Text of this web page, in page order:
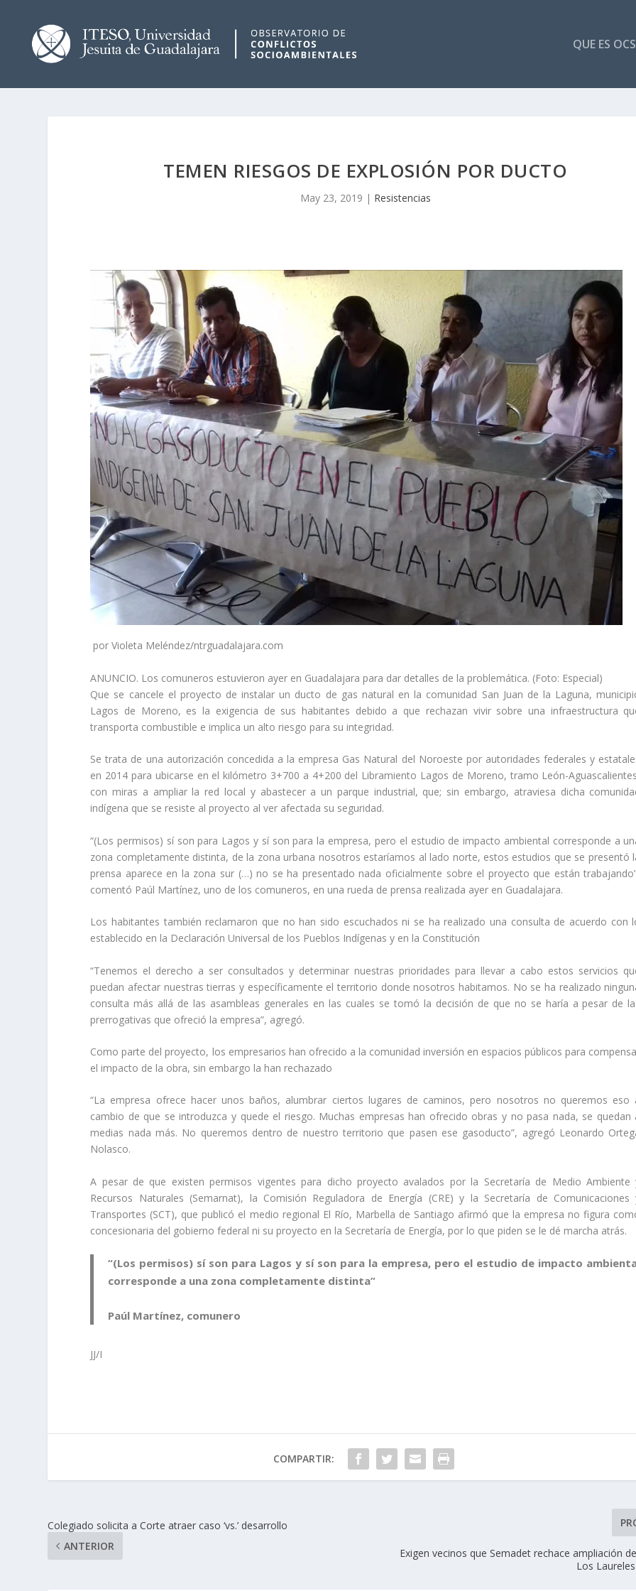
QUE ES
TEMEN RIESGOS DE EXPLOSIÓN POR DUCTO
May 23, 2019 | Resistencias
por Violeta Meléndez/ntrguadalajara.com
ANUNCIO. Los comuneros estuvieron ayer en Guadalajara para dar detalles de la problemática. (Foto: Especial)
Que se cancele el proyecto de instalar un ducto de gas natural en la comunidad San Juan de la Laguna,
Lagos de Moreno, es la exigencia de sus habitantes debido a que rechazan vivir sobre una infraestructura
transporta combustible e implica un alto riesgo para su integridad.
Se trata de una autorización concedida a la empresa Gas Natural del Noroeste por autoridades federales y
en 2014 para ubicarse en el kilómetro 3+700 a 4+200 del Libramiento Lagos de Moreno, tramo León-
con miras a ampliar la red local y abastecer a un parque industrial, que; sin embargo, atraviesa dicha
indígena que se resiste al proyecto al ver afectada su seguridad.
“(Los permisos) sí son para Lagos y sí son para la empresa, pero el estudio de impacto ambiental corresponde a
zona completamente distinta, de la zona urbana nosotros estaríamos al lado norte, estos estudios que se presentó
prensa aparece en la zona sur (…) no se ha presentado nada oficialmente sobre el proyecto que están
comentó Paúl Martínez, uno de los comuneros, en una rueda de prensa realizada ayer en Guadalajara.
Los habitantes también reclamaron que no han sido escuchados ni se ha realizado una consulta de acuerdo con
establecido en la Declaración Universal de los Pueblos Indígenas y en la Constitución
“Tenemos el derecho a ser consultados y determinar nuestras prioridades para llevar a cabo estos servicios
puedan afectar nuestras tierras y específicamente el territorio donde nosotros habitamos. No se ha realizado
consulta más allá de las asambleas generales en las cuales se tomó la decisión de que no se haría a pesar de
prerrogativas que ofreció la empresa”, agregó.
Como parte del proyecto, los empresarios han ofrecido a la comunidad inversión en espacios públicos para
el impacto de la obra, sin embargo la han rechazado
“La empresa ofrece hacer unos baños, alumbrar ciertos lugares de caminos, pero nosotros no queremos eso
cambio de que se introduzca y quede el riesgo. Muchas empresas han ofrecido obras y no pasa nada, se quedan
medias nada más. No queremos dentro de nuestro territorio que pasen ese gasoducto”, agregó Leonardo
Nolasco.
A pesar de que existen permisos vigentes para dicho proyecto avalados por la Secretaría de Medio Ambiente
Recursos Naturales (Semarnat), la Comisión Reguladora de Energía (CRE) y la Secretaría de Comunicaciones
Transportes (SCT), que publicó el medio regional El Río, Marbella de Santiago afirmó que la empresa no figura
concesionaria del gobierno federal ni su proyecto en la Secretaría de Energía, por lo que piden se le dé marcha atrás.
“(Los permisos) sí son para Lagos y sí son para la empresa, pero el estudio de impacto
corresponde a una zona completamente distinta”
Paúl Martínez, comunero
JJ/I
COMPARTIR:
Colegiado solicita a Corte atraer caso ‘vs.’ desarrollo
ANTERIOR
Exigen vecinos que Semadet rechace ampliación
Los